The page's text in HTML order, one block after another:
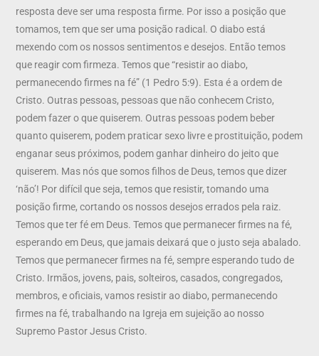
resposta deve ser uma resposta firme. Por isso a posição que
tomamos, tem que ser uma posição radical. O diabo está
mexendo com os nossos sentimentos e desejos. Então temos
que reagir com firmeza. Temos que “resistir ao diabo,
permanecendo firmes na fé” (1 Pedro 5:9). Esta é a ordem de
Cristo. Outras pessoas, pessoas que não conhecem Cristo,
podem fazer o que quiserem. Outras pessoas podem beber
quanto quiserem, podem praticar sexo livre e prostituição, podem
enganar seus próximos, podem ganhar dinheiro do jeito que
quiserem. Mas nós que somos filhos de Deus, temos que dizer
‘não’! Por difícil que seja, temos que resistir, tomando uma
posição firme, cortando os nossos desejos errados pela raiz.
Temos que ter fé em Deus. Temos que permanecer firmes na fé,
esperando em Deus, que jamais deixará que o justo seja abalado.
Temos que permanecer firmes na fé, sempre esperando tudo de
Cristo. Irmãos, jovens, pais, solteiros, casados, congregados,
membros, e oficiais, vamos resistir ao diabo, permanecendo
firmes na fé, trabalhando na Igreja em sujeição ao nosso
Supremo Pastor Jesus Cristo.